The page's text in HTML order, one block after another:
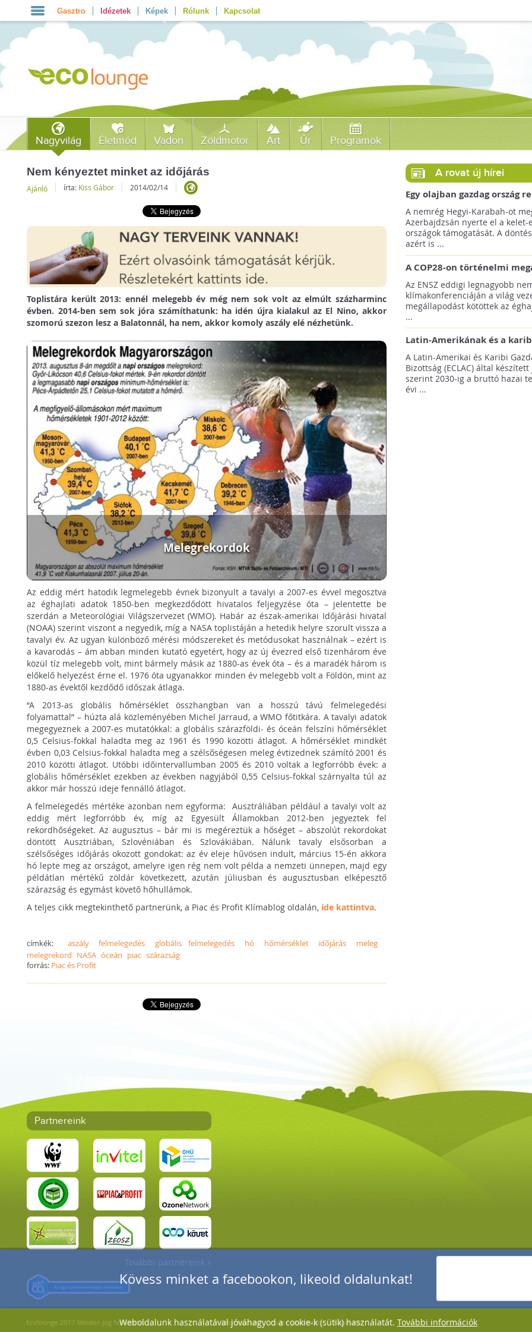
Kövess minket a facebookon, likeold oldalunkat!
Weboldalunk használatával jóváhagyod a cookie-k (sütik) használatát. További információk
Gasztro Idézetek Képek Rólunk Kapcsolat
Nagyvilág Életmód Vadon Zöldmotor Art Űr Programok
Nem kényeztet minket az időjárás
Ajánló írta: Kiss Gábor 2014/02/14
Toplistára került 2013: ennél melegebb év még nem sok volt az elmúlt százharminc
évben. 2014-ben sem sok jóra számíthatunk: ha idén újra kialakul az El Nino, akkor
szomorú szezon lesz a Balatonnál, ha nem, akkor komoly aszály elé nézhetünk.
Melegrekordok
Az eddig mért hatodik legmelegebb évnek bizonyult a tavalyi a 2007-es évvel megosztva
az éghajlati adatok 1850-ben megkezdődött hivatalos feljegyzése óta – jelentette be
szerdán a Meteorológiai Világszervezet (WMO). Habár az észak-amerikai Időjárási hivatal
(NOAA) szerint viszont a negyedik, míg a NASA toplistáján a hetedik helyre szorult vissza a
tavalyi év. Az ugyan különböző mérési módszereket és metódusokat használnak – ezért is
a kavarodás – ám abban minden kutató egyetért, hogy az új évezred első tizenhárom éve
közül tíz melegebb volt, mint bármely másik az 1880-as évek óta – és a maradék három is
előkelő helyezést érne el. 1976 óta ugyanakkor minden év melegebb volt a Földön, mint az
1880-as évektől kezdődő időszak átlaga.
“A 2013-as globális hőmérséklet összhangban van a hosszú távú felmelegedési
folyamattal” – húzta alá közleményében Michel Jarraud, a WMO főtitkára. A tavalyi adatok
megegyeznek a 2007-es mutatókkal: a globális szárazföldi- és óceán felszíni hőmérséklet
0,5 Celsius-fokkal haladta meg az 1961 és 1990 közötti átlagot. A hőmérséklet mindkét
évben 0,03 Celsius-fokkal haladta meg a szélsőségesen meleg évtizednek számító 2001 és
2010 közötti átlagot. Utóbbi időintervallumban 2005 és 2010 voltak a legforróbb évek: a
globális hőmérséklet ezekben az években nagyjából 0,55 Celsius-fokkal szárnyalta túl az
akkor már hosszú ideje fennálló átlagot.
A felmelegedés mértéke azonban nem egyforma: Ausztráliában például a tavalyi volt az
eddig mért legforróbb év, míg az Egyesült Államokban 2012-ben jegyeztek fel
rekordhőségeket. Az augusztus – bár mi is megéreztük a hőséget – abszolút rekordokat
döntött Ausztriában, Szlovéniában és Szlovákiában. Nálunk tavaly elsősorban a
szélsőséges időjárás okozott gondokat: az év eleje hűvösen indult, március 15-én akkora
hó lepte meg az országot, amelyre igen rég nem volt példa a nemzeti ünnepen, majd egy
példátlan mértékű zöldár következett, azután júliusban és augusztusban elképesztő
szárazság és egymást követő hőhullámok.
A teljes cikk megtekinthető partnerünk, a Piac és Profit Klímablog oldalán, ide kattintva.
címkék: aszály felmelegedés globális felmelegedés hó hőmérséklet időjárás
meleg
melegrekord NASA óceán piac szárazság
forrás: Piac és Profit
A rovat új hírei
Egy olajban gazdag ország
jövőre a COP29 klímacsúcsot
A nemrég Hegyi-Karabah-ot
Azerbajdzsán nyerte el a kelet-
országok támogatását. A
azért is ...
A COP28-on történelmi
született! - Összefoglaló az
klímacsúcsáról
Az ENSZ eddigi legnagyobb
klímakonferenciáján a világ
megállapodást kötöttek az
...
Latin-Amerikának és a
térségnek növelniük kell
az éghajlatvédelmi célok
A Latin-Amerikai és Karibi
Bizottság (ECLAC) által
szerint 2030-ig a bruttó hazai
évi ...
Partnereink
További partnereink »